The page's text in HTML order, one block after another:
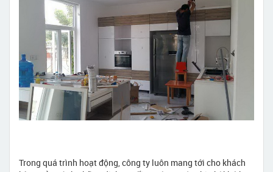
Trong quá trình hoạt động, công ty luôn mang tới cho khách